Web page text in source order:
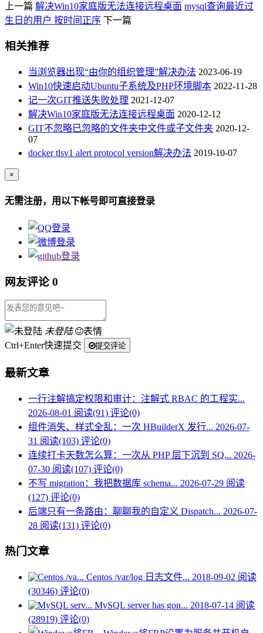
上一篇 解决Win10家庭版无法连接远程桌面 mysql查询最近过
生日的用户 按时间正序 下一篇
相关推荐
当浏览器出现“由你的组织管理”解决办法 2023-06-19
Win10快速启动Ubuntu子系统及PHP环境脚本 2022-11-28
记一次GIT推送失败处理 2021-12-07
解决Win10家庭版无法连接远程桌面 2020-12-12
GIT不忽略已忽略的文件夹中文件或子文件夹 2020-12-
07
docker tlsv1 alert protocol version解决办法 2019-10-07
×
无需注册，用以下帐号即可直接登录
网友评论 0
未登陆
表情
Ctrl+Enter快速提交
提交评论
最新文章
一行注解搞定权限和审计：注解式 RBAC 的工程实...
2026-08-01 阅读(91) 评论(0)
组件消失、样式全乱：一次 HBuilderX 发行... 2026-07-
31 阅读(103) 评论(0)
连续打卡天数怎么算：一次从 PHP 层下沉到 SQ... 2026-
07-30 阅读(107) 评论(0)
不写 migration：我把数据库 schema... 2026-07-29 阅读
(127) 评论(0)
后端只有一条路由：聊聊我的自定义 Dispatch... 2026-07-
28 阅读(131) 评论(0)
热门文章
Centos /var/log 日志文件... 2018-09-02 阅读
(30346) 评论(0)
MySQL server has gon... 2018-07-14 阅读
(28919) 评论(0)